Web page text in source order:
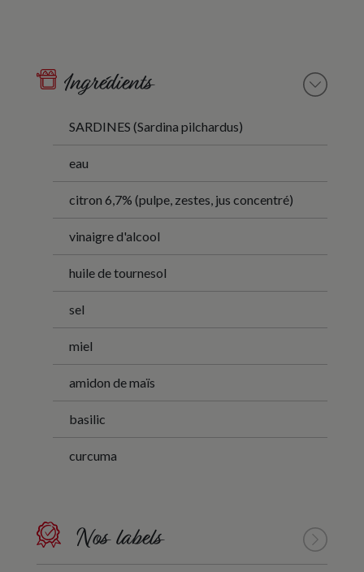
Ingrédients
SARDINES (Sardina pilchardus)
eau
citron 6,7% (pulpe, zestes, jus concentré)
vinaigre d'alcool
huile de tournesol
sel
miel
amidon de maïs
basilic
curcuma
Nos labels